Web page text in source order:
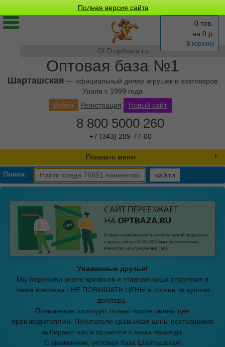
Полная версия сайта
OLD.optbaza.ru
Оптовая база №1
Шарташская — официальный дилер игрушек и хозтоваров
Урала с 1999 года
0 тов.
на 0 р.
В корзину
Войти Регистрация Новый сайт
8 800 5000 260
+7 (343) 289-77-00
Показать меню
Поиск: найти
Уважаемые друзья!
Мы пережили много кризисов и главная наша стратегия в
такие времена - НЕ ПОВЫШАТЬ ЦЕНЫ в погоне за курсом
доллара.
Повышение проходит только после смены цен
производителями. Покупатели сравнивая цены поставщиков
выбирают нас и остаются с нами навсегда.
С уважением, оптовая база Шарташская!